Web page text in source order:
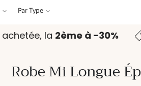
Par Type
achetée, la2ème à -30%
Robe Mi Longue